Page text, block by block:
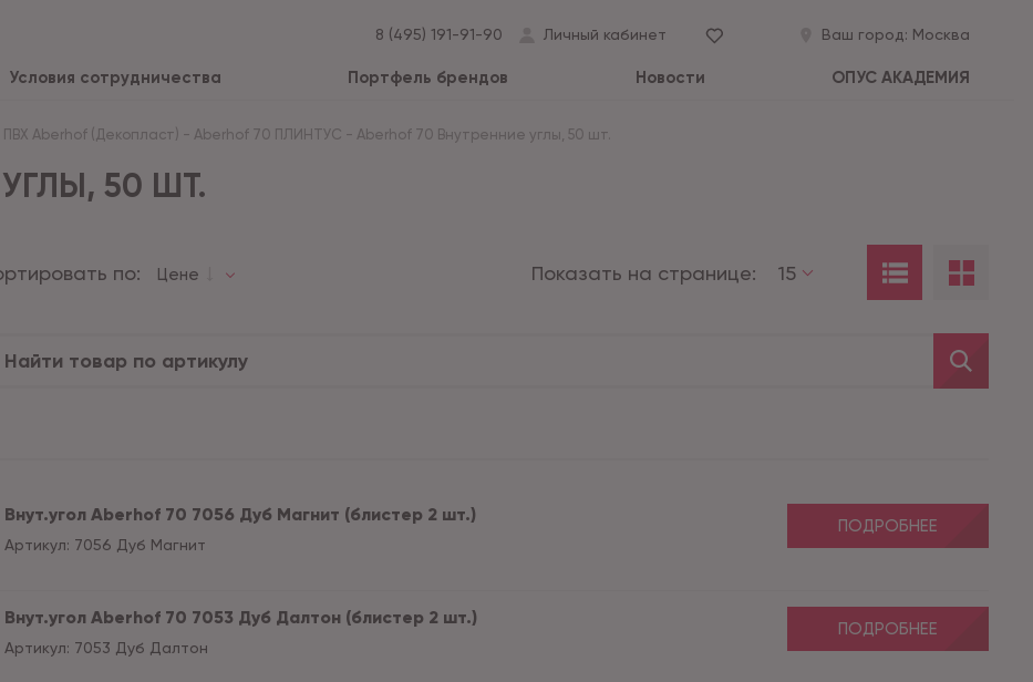
8 (495) 191-91-90 Личный кабинет Ваш город: Москва
Условия сотрудничества Портфель брендов Новости ОПУС АКАДЕМИЯ
ПВХ Aberhof (Декопласт) - Aberhof 70 ПЛИНТУС - Aberhof 70 Внутренние углы, 50 шт.
УГЛЫ, 50 ШТ.
по: Цене Показать на странице: 15
Внут.угол Aberhof 70 7056 Дуб Магнит (блистер 2 шт.)
Артикул: 7056 Дуб Магнит
ПОДРОБНЕЕ
Внут.угол Aberhof 70 7053 Дуб Далтон (блистер 2 шт.)
Артикул: 7053 Дуб Далтон
ПОДРОБНЕЕ